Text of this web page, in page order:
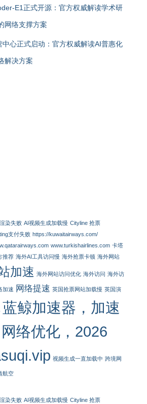
E1正式开源：官方权威解读学术研
网络支撑方案
中心正式启动：官方权威解读AI普惠化
解决方案
染失败 AI视频生成加载慢 Cityline 抢票
支付失败 https://kuwaitairways.com/
www.turkishairlines.com 卡塔
推荐 海外AI工具访问慢 海外抢票卡顿 海外网站
加速 海外网站访问优化 海外访问 海外访
加速 网络提速 英国抢票网站加载慢 英国演
蓝鲸加速器，加速
络优化，2026
视频生成一直加载中 跨境网
航空
染失败 AI视频生成加载慢 Cityline 抢票